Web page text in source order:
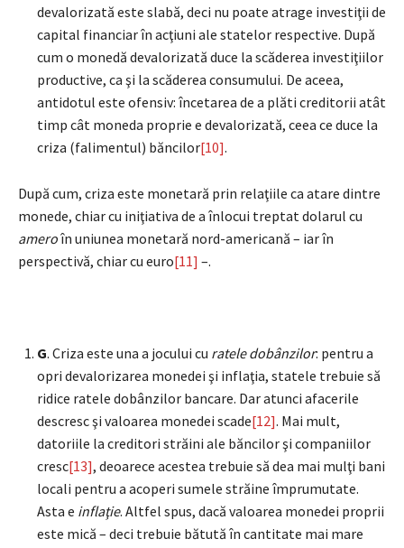
devalorizată este slabă, deci nu poate atrage investiţii de
capital financiar în acţiuni ale statelor respective. După
cum o monedă devalorizată duce la scăderea investiţiilor
productive, ca şi la scăderea consumului. De aceea,
antidotul este ofensiv: încetarea de a plăti creditorii atât
timp cât moneda proprie e devalorizată, ceea ce duce la
criza (falimentul) băncilor[10].
După cum, criza este monetară prin relaţiile ca atare dintre
monede, chiar cu iniţiativa de a înlocui treptat dolarul cu
ameroîn uniunea monetară nord-americană – iar în
perspectivă, chiar cu euro[11] –.
G. Criza este una a jocului cu ratele dobânzilor: pentru a
opri devalorizarea monedei şi inflaţia, statele trebuie să
ridice ratele dobânzilor bancare. Dar atunci afacerile
descresc şi valoarea monedei scade[12]. Mai mult,
datoriile la creditori străini ale băncilor şi companiilor
cresc[13], deoarece acestea trebuie să dea mai mulţi bani
locali pentru a acoperi sumele străine împrumutate.
Asta e inflaţie. Altfel spus, dacă valoarea monedei proprii
este mică – deci trebuie bătută în cantitate mai mare